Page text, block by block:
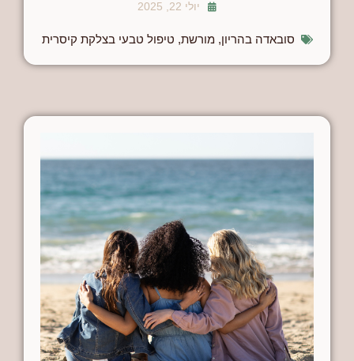
יולי 22, 2025
סובאדה בהריון,מורשת, טיפול טבעי בצלקת קיסרית